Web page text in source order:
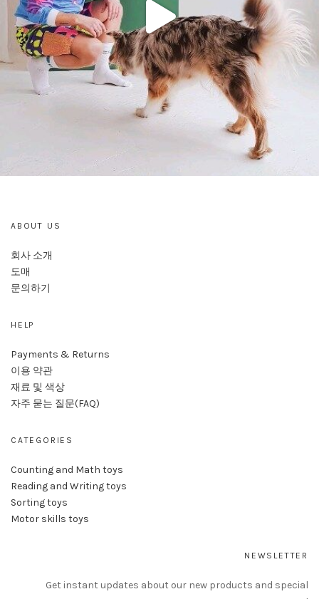
ABOUT US
회사 소개
도매
문의하기
HELP
Payments & Returns
이용 약관
재료 및 색상
자주 묻는 질문(FAQ)
CATEGORIES
Counting and Math toys
Reading and Writing toys
Sorting toys
Motor skills toys
NEWSLETTER
Get instant updates about our new products and special